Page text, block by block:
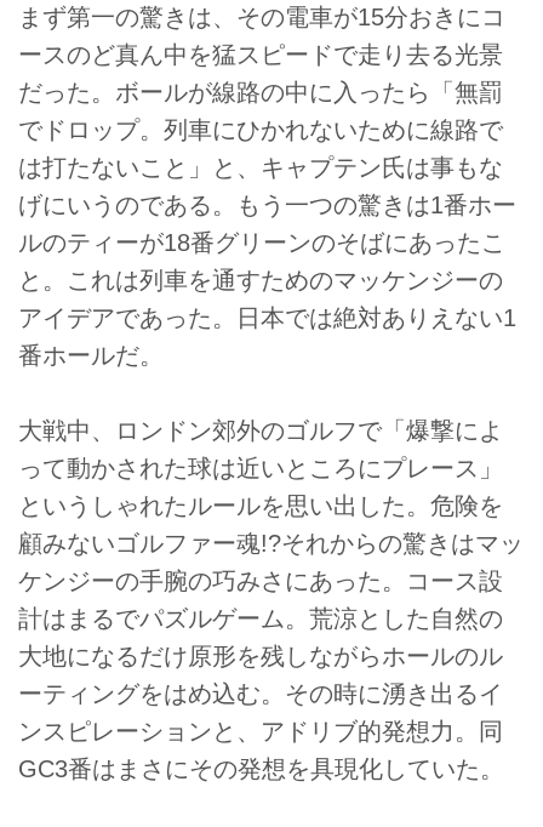
まず第一の驚きは、その電車が15分おきにコ
ースのど真ん中を猛スピードで走り去る光景
だった。ボールが線路の中に入ったら「無罰
でドロップ。列車にひかれないために線路で
は打たないこと」と、キャプテン氏は事もな
げにいうのである。もう一つの驚きは1番ホー
ルのティーが18番グリーンのそばにあったこ
と。これは列車を通すためのマッケンジーの
アイデアであった。日本では絶対ありえない1
番ホールだ。
大戦中、ロンドン郊外のゴルフで「爆撃によ
って動かされた球は近いところにプレース」
というしゃれたルールを思い出した。危険を
顧みないゴルファー魂!?それからの驚きはマッ
ケンジーの手腕の巧みさにあった。コース設
計はまるでパズルゲーム。荒涼とした自然の
大地になるだけ原形を残しながらホールのル
ーティングをはめ込む。その時に湧き出るイ
ンスピレーションと、アドリブ的発想力。同
GC3番はまさにその発想を具現化していた。